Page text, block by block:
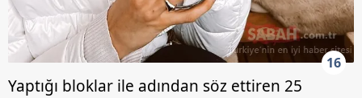
16
Yaptığı bloklar ile adından söz ettiren 25